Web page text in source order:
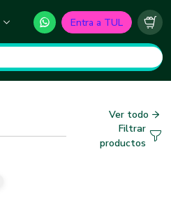
de ConstrucciónEntra a TUL
Ver todo
Filtrar
productos